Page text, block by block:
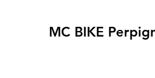
MC BIKE